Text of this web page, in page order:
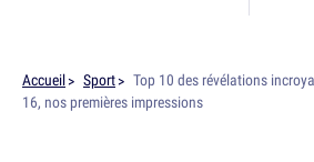
Accueil Sport
Top 10 des révélations
16, nos premières impressions